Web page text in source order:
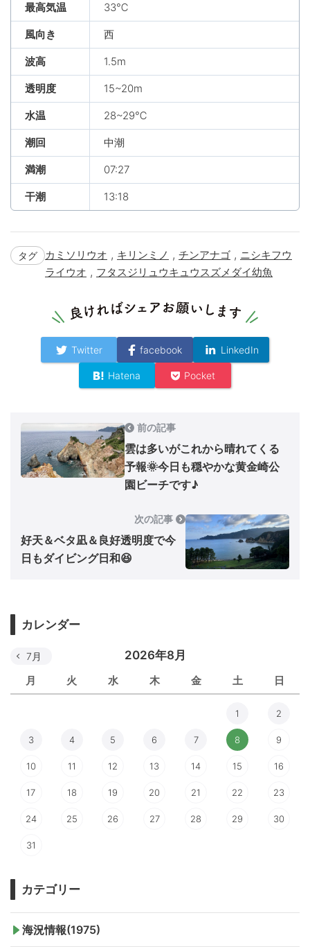
最高気温 33℃
風向き 西
波高 1.5m
透明度 15~20m
水温 28~29℃
潮回 中潮
満潮 07:27
干潮 13:18
タグ カミソリウオ , キリンミノ , チンアナゴ , ニシキフウ
ライウオ , フタスジリュウキュウスズメダイ幼魚
Twitter facebook LinkedIn
Hatena Pocket
前の記事
雲は多いがこれから晴れてくる
予報🌞今日も穏やかな黄金崎公
園ビーチです♪
次の記事
好天＆ベタ凪＆良好透明度で今
日もダイビング日和😆
カレンダー
2026年8月
月 火 水 木 金 土 日
7月
1 2
3 4 5 6 7 8 9
10 11 12 13 14 15 16
17 18 19 20 21 22 23
24 25 26 27 28 29 30
31
カテゴリー
海況情報(1975)